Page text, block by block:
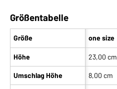
Größentabelle
Größe
Höhe
Umschlag Höhe
one size
23,00 cm
8,00 cm